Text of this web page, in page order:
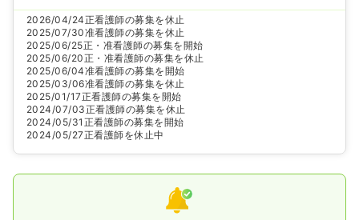
2026/04/24正看護師の募集を休止
2025/07/30准看護師の募集を休止
2025/06/25正・准看護師の募集を開始
2025/06/20正・准看護師の募集を休止
2025/06/04准看護師の募集を開始
2025/03/06准看護師の募集を休止
2025/01/17正看護師の募集を開始
2024/07/03正看護師の募集を休止
2024/05/31 正看護師の募集を開始
2024/05/27正看護師を休止中